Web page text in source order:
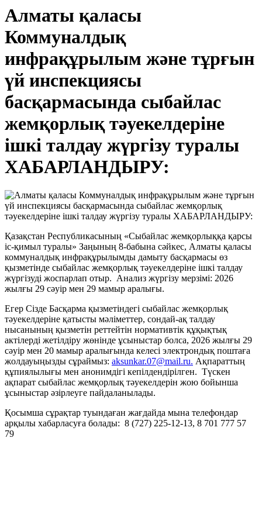
Алматы қаласы
Коммуналдық
инфрақұрылым және тұрғын
үй инспекциясы
басқармасында сыбайлас
жемқорлық тәуекелдеріне
ішкі талдау жүргізу туралы
ХАБАРЛАНДЫРУ:
Қазақстан Республикасының «Сыбайлас жемқорлыққа қарсы
іс-қимыл туралы» Заңының 8-бабына сәйкес, Алматы қаласы
коммуналдық инфрақұрылымды дамыту басқармасы өз
қызметінде сыбайлас жемқорлық тәуекелдеріне ішкі талдау
жүргізуді жоспарлап отыр. Анализ жүргізу мерзімі: 2026
жылғы 29 сәуір мен 29 мамыр аралығы.
Егер Сізде Басқарма қызметіндегі сыбайлас жемқорлық
тәуекелдеріне қатысты мәліметтер, сондай-ақ талдау
нысанының қызметін реттейтін нормативтік құқықтық
актілерді жетілдіру жөнінде ұсыныстар болса, 2026 жылғы 29
сәуір мен 20 мамыр аралығында келесі электрондық поштаға
жолдауыңызды сұраймыз: aksunkar.07@mail.ru. Ақпараттың
құпиялылығы мен анонимдігі кепілдендірілген. Түскен
ақпарат сыбайлас жемқорлық тәуекелдерін жою бойынша
ұсыныстар әзірлеуге пайдаланылады.
Қосымша сұрақтар туындаған жағдайда мына телефондар
арқылы хабарласуға болады: 8 (727) 225-12-13, 8 701 777 57
79